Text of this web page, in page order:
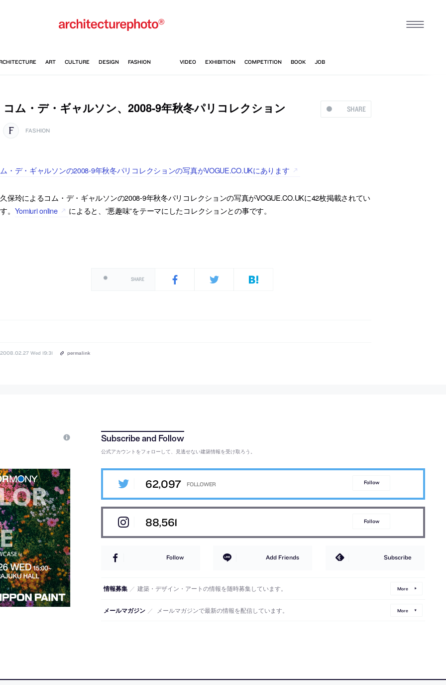
SHARE
コム・デ・ギャルソン、2008-9年秋冬パリコレクション
FASHION
・デ・ギャルソンの2008-9年秋冬パリコレクションの写真がVOGUE.CO.UKにあります
保玲によるコム・デ・ギャルソンの2008-9年秋冬パリコレクションの写真がVOGUE.CO.UKに42枚掲載されてい
。 Yomiuri online によると、”悪趣味”をテーマにしたコレクションとの事です。
SHARE
2008.02.27 Wed 19:31 permalink
公式アカウントをフォローして、見逃せない建築情報を受け取ろう。
62,097 Follow
88,561 Follow
Follow Add Friends Subscribe
情報募集 ／ 建築・デザイン・アートの情報を随時募集しています。 More
メールマガジン ／ メールマガジンで最新の情報を配信しています。 More